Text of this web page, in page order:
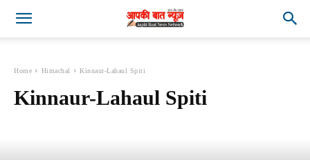
Home Himachal Kinnaur-Lahaul Spiti
Kinnaur-Lahaul Spiti